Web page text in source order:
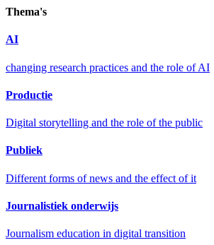
Thema's
AI
changing research practices and the role of AI
Productie
Digital storytelling and the role of the public
Publiek
Different forms of news and the effect of it
Journalistiek onderwijs
Journalism education in digital transition